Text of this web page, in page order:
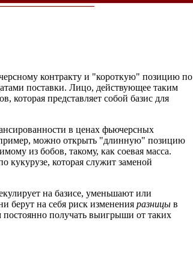
контракту и "короткую" позицию по
поставки. Лицо, действующее таким
которая представляет собой базис для
в ценах фьючерсных
можно открыть "длинную" позицию
из бобов, такому, как соевая масса.
которая служит заменой
на базисе, уменьшают или
берут на себя риск изменения разницы в
получать выигрыши от таких